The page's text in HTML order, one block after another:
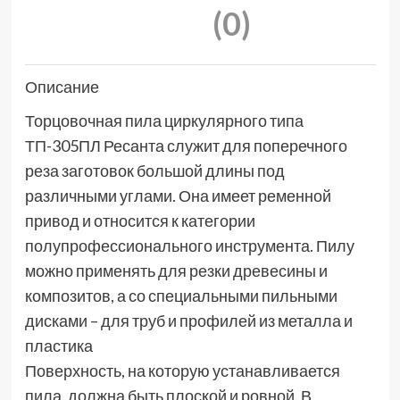
(0)
Описание
Торцовочная пила циркулярного типа
ТП-305ПЛ Ресанта служит для поперечного
реза заготовок большой длины под
различными углами. Она имеет ременной
привод и относится к категории
полупрофессионального инструмента. Пилу
можно применять для резки древесины и
композитов, а со специальными пильными
дисками – для труб и профилей из металла и
пластика
Поверхность, на которую устанавливается
пила, должна быть плоской и ровной. В